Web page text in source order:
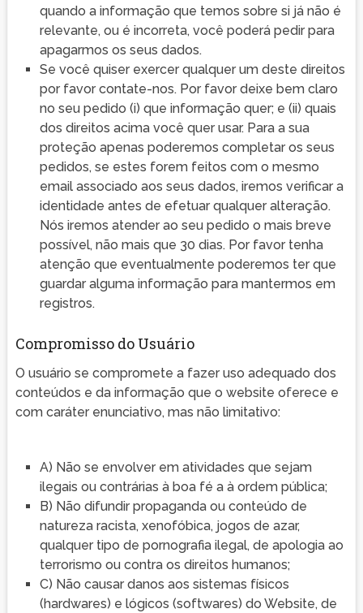
quando a informação que temos sobre si já não é
relevante, ou é incorreta, você poderá pedir para
apagarmos os seus dados.
Se você quiser exercer qualquer um deste direitos
por favor contate-nos. Por favor deixe bem claro
no seu pedido (i) que informação quer; e (ii) quais
dos direitos acima você quer usar. Para a sua
proteção apenas poderemos completar os seus
pedidos, se estes forem feitos com o mesmo
email associado aos seus dados, iremos verificar a
identidade antes de efetuar qualquer alteração.
Nós iremos atender ao seu pedido o mais breve
possível, não mais que 30 dias. Por favor tenha
atenção que eventualmente poderemos ter que
guardar alguma informação para mantermos em
registros.
Compromisso do Usuário
O usuário se compromete a fazer uso adequado dos
conteúdos e da informação que o website oferece e
com caráter enunciativo, mas não limitativo:
A) Não se envolver em atividades que sejam
ilegais ou contrárias à boa fé a à ordem pública;
B) Não difundir propaganda ou conteúdo de
natureza racista, xenofóbica, jogos de azar,
qualquer tipo de pornografia ilegal, de apologia ao
terrorismo ou contra os direitos humanos;
C) Não causar danos aos sistemas físicos
(hardwares) e lógicos (softwares) do Website, de